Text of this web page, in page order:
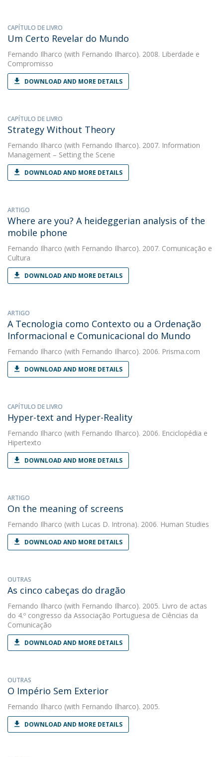
CAPÍTULO DE LIVRO
Um Certo Revelar do Mundo
Fernando Ilharco (with Fernando Ilharco). 2008. Liberdade e
Compromisso
DOWNLOAD AND MORE DETAILS
CAPÍTULO DE LIVRO
Strategy Without Theory
Fernando Ilharco (with Fernando Ilharco). 2007. Information
Management – Setting the Scene
DOWNLOAD AND MORE DETAILS
ARTIGO
Where are you? A heideggerian analysis of the
mobile phone
Fernando Ilharco (with Fernando Ilharco). 2007. Comunicação e
Cultura
DOWNLOAD AND MORE DETAILS
ARTIGO
A Tecnologia como Contexto ou a Ordenação
Informacional e Comunicacional do Mundo
Fernando Ilharco (with Fernando Ilharco). 2006. Prisma.com
DOWNLOAD AND MORE DETAILS
CAPÍTULO DE LIVRO
Hyper-text and Hyper-Reality
Fernando Ilharco (with Fernando Ilharco). 2006. Enciclopédia e
Hipertexto
DOWNLOAD AND MORE DETAILS
ARTIGO
On the meaning of screens
Fernando Ilharco (with Lucas D. Introna). 2006. Human Studies
DOWNLOAD AND MORE DETAILS
OUTRAS
As cinco cabeças do dragão
Fernando Ilharco (with Fernando Ilharco). 2005. Livro de actas
do 4.º congresso da Associação Portuguesa de Ciências da
Comunicação
DOWNLOAD AND MORE DETAILS
OUTRAS
O Império Sem Exterior
Fernando Ilharco (with Fernando Ilharco). 2005.
DOWNLOAD AND MORE DETAILS